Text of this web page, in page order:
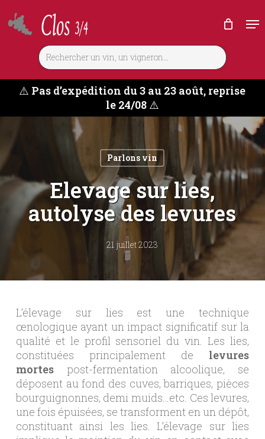
to
main
⚠️ Pas d’expédition du 3 au 23 août, reprise
le 24/08⚠️
Parlons vin
Elevage sur lies,
autolyse des levures
21 juillet 2023
L’élevage sur lies est une technique
œnologique ayant un impact significatif sur la
qualité et le profil sensoriel du vin. Les lies,
constituées principalement de levures
mortespost-fermentation alcoolique, se
déposent au fond des cuves, barriques, pièces
bourguignonnes, demi muids…etc. Ces levures,
une fois épuisées, se transforment en un dépôt,
constituant ainsi les lies. L’élevage sur lies